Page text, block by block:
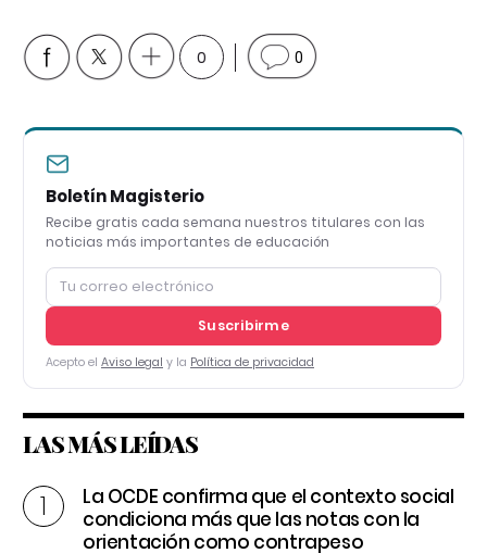
0 0
Boletín Magisterio
Recibe gratis cada semana nuestros titulares con las
noticias más importantes de educación
Suscribirme
Acepto el Aviso legal y la Política de privacidad
LAS MÁS LEÍDAS
La OCDE confirma que el contexto social
condiciona más que las notas con la
orientación como contrapeso